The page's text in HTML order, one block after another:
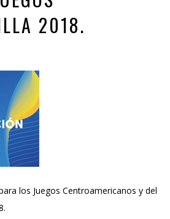
2018.
los Juegos Centroamericanos y del